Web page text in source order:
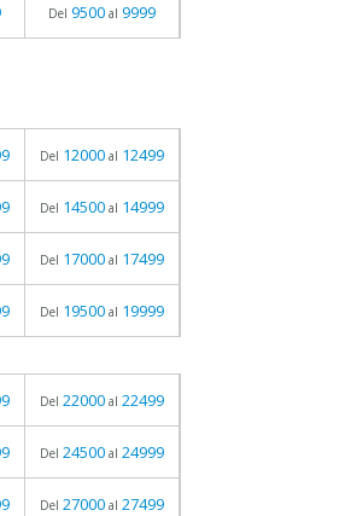
Del 9500 al 9999
Del 12000 al 12499
Del 14500 al 14999
Del 17000 al 17499
Del 19500 al 19999
Del 22000 al 22499
Del 24500 al 24999
Del 27000 al 27499